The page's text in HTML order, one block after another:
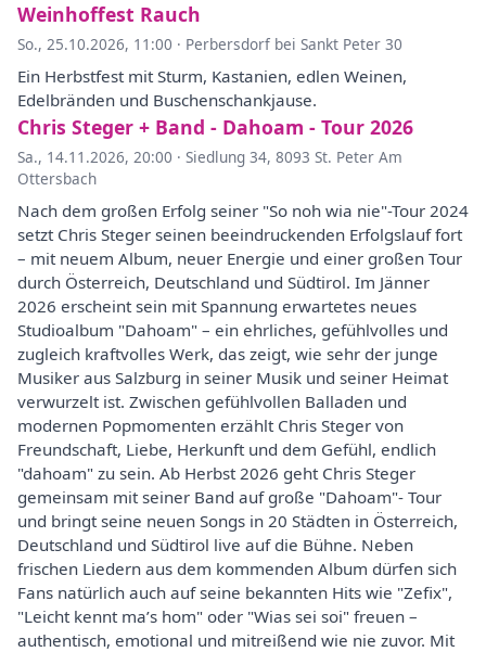
Weinhoffest Rauch
So., 25.10.2026, 11:00 · Perbersdorf bei Sankt Peter 30
Ein Herbstfest mit Sturm, Kastanien, edlen Weinen,
Edelbränden und Buschenschankjause.
Chris Steger + Band - Dahoam - Tour 2026
Sa., 14.11.2026, 20:00 · Siedlung 34, 8093 St. Peter Am
Ottersbach
Nach dem großen Erfolg seiner "So noh wia nie"-Tour 2024
setzt Chris Steger seinen beeindruckenden Erfolgslauf fort
– mit neuem Album, neuer Energie und einer großen Tour
durch Österreich, Deutschland und Südtirol. Im Jänner
2026 erscheint sein mit Spannung erwartetes neues
Studioalbum "Dahoam" – ein ehrliches, gefühlvolles und
zugleich kraftvolles Werk, das zeigt, wie sehr der junge
Musiker aus Salzburg in seiner Musik und seiner Heimat
verwurzelt ist. Zwischen gefühlvollen Balladen und
modernen Popmomenten erzählt Chris Steger von
Freundschaft, Liebe, Herkunft und dem Gefühl, endlich
"dahoam" zu sein. Ab Herbst 2026 geht Chris Steger
gemeinsam mit seiner Band auf große "Dahoam"- Tour
und bringt seine neuen Songs in 20 Städten in Österreich,
Deutschland und Südtirol live auf die Bühne. Neben
frischen Liedern aus dem kommenden Album dürfen sich
Fans natürlich auch auf seine bekannten Hits wie "Zefix",
"Leicht kennt ma’s hom" oder "Wias sei soi" freuen –
authentisch, emotional und mitreißend wie nie zuvor. Mit